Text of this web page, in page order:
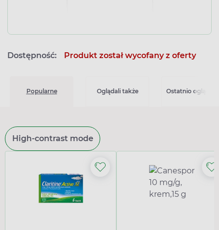
Dostępność: Produkt został wycofany z oferty
Popularne Oglądali także Ostatnio
High-contrast mode